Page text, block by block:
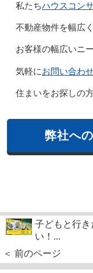
私たちハウスコン
不動産物件を幅広
お客様の幅広いニ
気軽にお問い合わ
住まいをお探しの
弊社へ
子どもと行き
い！...
＜ 前のページ